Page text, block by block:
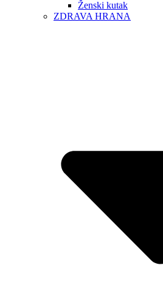
Ženski kutak
ZDRAVA HRANA